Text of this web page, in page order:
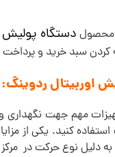
محصول دستگاه پولیش
کردن سبد خرید و
اوربیتال ردوینگ:
مهم جهت نگهداری
استفاده کنید. یکی از
دلیل نوع حرکت در